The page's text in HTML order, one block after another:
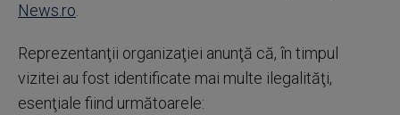
News.ro
Reprezentanţii organizaţiei anunţă că, în timpul
vizitei au fost identificate mai multe ilegalităţi,
esenţiale fiind următoarele: